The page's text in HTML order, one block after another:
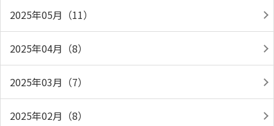
2025年05月（11）
2025年04月（8）
2025年03月（7）
2025年02月（8）